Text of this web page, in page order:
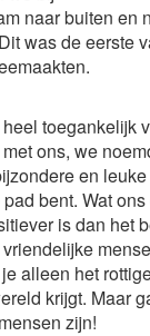
naar buiten en
was de eerste
toegankelijk
ons, we
en
bent. Wat
is dan het
alleen het
krijgt. Maar
zijn!